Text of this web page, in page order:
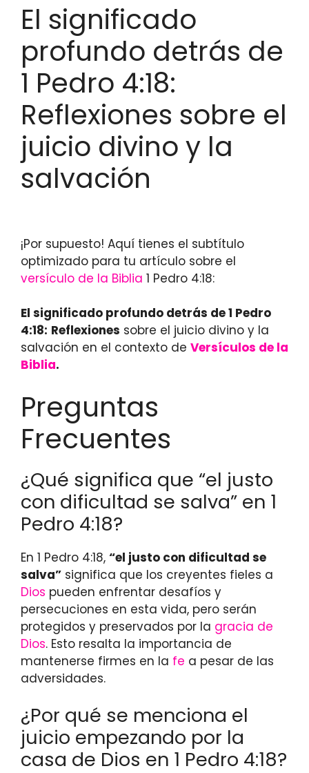
El significado
profundo detrás de
1 Pedro 4:18:
Reflexiones sobre el
juicio divino y la
salvación
¡Por supuesto! Aquí tienes el subtítulo
optimizado para tu artículo sobre el
versículo de la Biblia 1 Pedro 4:18:
El significado profundo detrás de 1 Pedro
4:18: Reflexiones sobre el juicio divino y la
salvación en el contexto de Versículos de la
Biblia.
Preguntas
Frecuentes
¿Qué significa que “el justo
con dificultad se salva” en 1
Pedro 4:18?
En 1 Pedro 4:18, “el justo con dificultad se
salva” significa que los creyentes fieles a
Dios pueden enfrentar desafíos y
persecuciones en esta vida, pero serán
protegidos y preservados por la gracia de
Dios. Esto resalta la importancia de
mantenerse firmes en la fe a pesar de las
adversidades.
¿Por qué se menciona el
juicio empezando por la
casa de Dios en 1 Pedro 4:18?